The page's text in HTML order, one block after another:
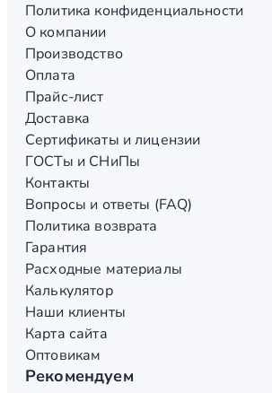
Политика конфиденциальности
О компании
Производство
Оплата
Прайс-лист
Доставка
Сертификаты и лицензии
ГОСТы и СНиПы
Контакты
Вопросы и ответы (FAQ)
Политика возврата
Гарантия
Расходные материалы
Калькулятор
Наши клиенты
Карта сайта
Оптовикам
Рекомендуем